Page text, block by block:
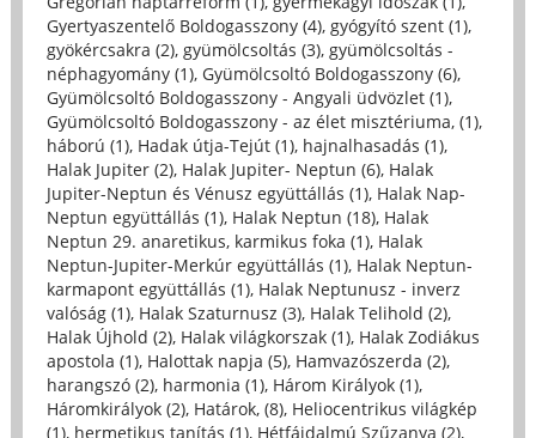
Gyertyaszentelő Boldogasszony (4), gyógyító szent (1),
gyökércsakra (2), gyümölcsoltás (3), gyümölcsoltás -
néphagyomány (1), Gyümölcsoltó Boldogasszony (6),
Gyümölcsoltó Boldogasszony - Angyali üdvözlet (1),
Gyümölcsoltó Boldogasszony - az élet misztériuma, (1),
háború (1), Hadak útja-Tejút (1), hajnalhasadás (1),
Halak Jupiter (2), Halak Jupiter- Neptun (6), Halak
Jupiter-Neptun és Vénusz együttállás (1), Halak Nap-
Neptun együttállás (1), Halak Neptun (18), Halak
Neptun 29. anaretikus, karmikus foka (1), Halak
Neptun-Jupiter-Merkúr együttállás (1), Halak Neptun-
karmapont együttállás (1), Halak Neptunusz - inverz
valóság (1), Halak Szaturnusz (3), Halak Telihold (2),
Halak Újhold (2), Halak világkorszak (1), Halak Zodiákus
apostola (1), Halottak napja (5), Hamvazószerda (2),
harangszó (2), harmonia (1), Három Királyok (1),
Háromkirályok (2), Határok, (8), Heliocentrikus világkép
(1), hermetikus tanítás (1), Hétfájdalmú Szűzanya (2),